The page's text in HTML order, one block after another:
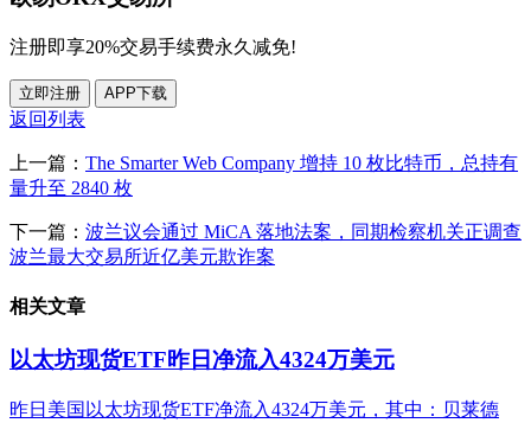
注册即享20%交易手续费永久减免!
立即注册 APP下载
返回列表
上一篇： The Smarter Web Company 增持 10 枚比特币，总持有
量升至 2840 枚
下一篇： 波兰议会通过 MiCA 落地法案，同期检察机关正调查
波兰最大交易所近亿美元欺诈案
相关文章
以太坊现货ETF昨日净流入4324万美元
昨日美国以太坊现货ETF净流入4324万美元，其中：贝莱德